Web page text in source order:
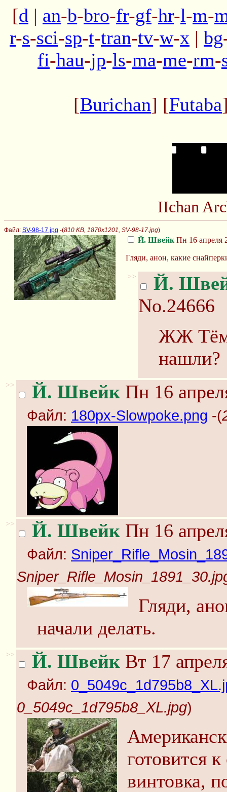
[d | an-b-bro-fr-gf-hr-l-m-
r-s-sci-sp-t-tran-tv-w-x | bg
fi-hau-jp-ls-ma-me-rm-
[Burichan] [Futaba
IIchan
Файл: SV-98-17.jpg -(810 KB, 1870x1201, SV-98-17.jpg)
Й. Швейк Пн 16 апреля
Гляди, анон, какие
>>
Й.
No.24666
ЖЖ
нашли?
>> Й. Швейк Пн 16
Файл: 180px-Slowpoke.png -(
>> Й. Швейк Пн 16
Файл:
Гляди,
начали делать.
>> Й. Швейк Вт 17
Файл:
0_5049c_1d795b8_XL.jpg)
готовится
винтовка,